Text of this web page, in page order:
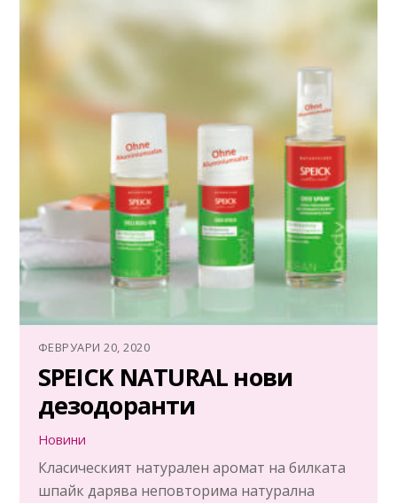
ФЕВРУАРИ 20, 2020
SPEICK NATURAL нови
дезодоранти
Новини
Класическият натурален аромат на билката
шпайк дарява неповторима натурална